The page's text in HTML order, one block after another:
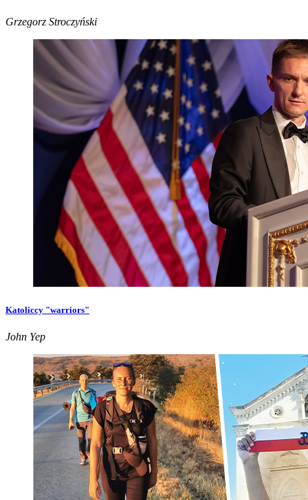
Grzegorz Stroczyński
Katoliccy "warriors"
John Yep